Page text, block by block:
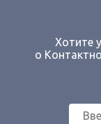
Хотите
о